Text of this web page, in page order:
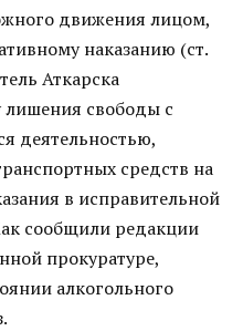
движения лицом,
наказанию (ст.
Аткарска
свободы с
деятельностью,
средств на
в исправительной
сообщили редакции
прокуратуре,
алкогольного